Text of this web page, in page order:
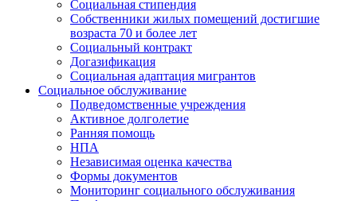
Социальная стипендия
Собственники жилых помещений достигшие
возраста 70 и более лет
Социальный контракт
Догазификация
Социальная адаптация мигрантов
Социальное обслуживание
Подведомственные учреждения
Активное долголетие
Ранняя помощь
НПА
Независимая оценка качества
Формы документов
Мониторинг социального обслуживания